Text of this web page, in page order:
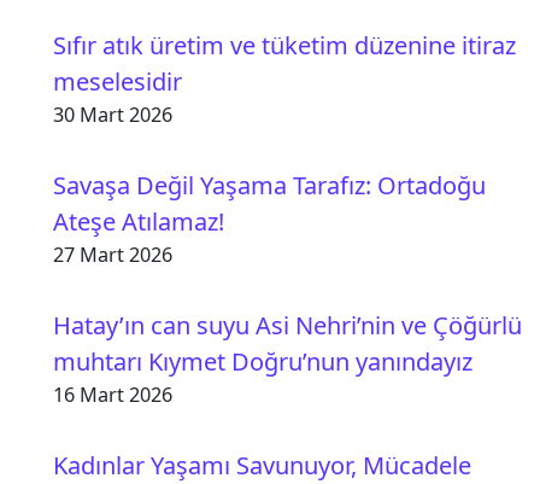
Sıfır atık üretim ve tüketim düzenine itiraz
meselesidir
30 Mart 2026
Savaşa Değil Yaşama Tarafız: Ortadoğu
Ateşe Atılamaz!
27 Mart 2026
Hatay’ın can suyu Asi Nehri’nin ve Çöğürlü
muhtarı Kıymet Doğru’nun yanındayız
16 Mart 2026
Kadınlar Yaşamı Savunuyor, Mücadele